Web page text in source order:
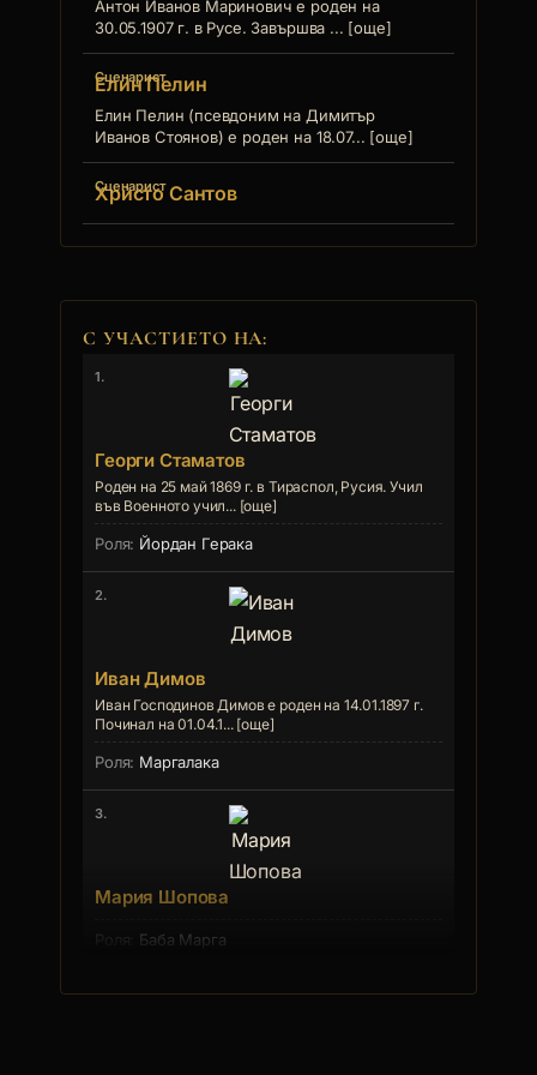
Антон Иванов Маринович е роден на
30.05.1907 г. в Русе. Завършва ... [още]
Сценарист
Елин Пелин
Елин Пелин (псевдоним на Димитър
Иванов Стоянов) е роден на 18.07... [още]
Сценарист
Христо Сантов
С УЧАСТИЕТО НА:
1.
Георги Стаматов
Роден на 25 май 1869 г. в Тираспол, Русия. Учил
във Военното учил... [още]
Йордан Герака
2.
Иван Димов
Иван Господинов Димов е роден на 14.01.1897 г.
Починал на 01.04.1... [още]
Маргалака
3.
Мария Шопова
Баба Марга
4.